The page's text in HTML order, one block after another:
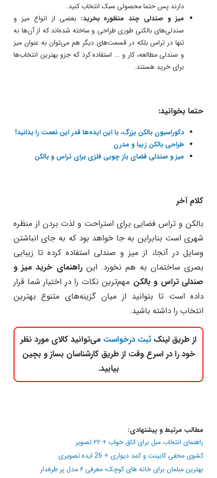
دارند پس حتما محصولی سبک انتخاب کنید.
میز و صندلی چند منظوره بخرید:بعضی از انواع میز و
صندلی‌های بالکنی طوری طراحی و ساخته شده‌اند که از آن‌ها نه
تنها در تراس بلکه در قسمت‌های دیگر هم می‌توان به عنوان میز
و صندلی مطالعه، کار و ... استفاده کرد که جزو بهترین انتخاب‌ها
برای خرید هستند.
حتما بخوانید:
دکوراسیون بالکن بزرگ، با این ایده‌ها قدر این نعمت را بدانید!
طراحی بالکن زیبا و مدرن
میز و صندلی فضای باز چوبی فلزی برای تراس و بالکن
کلام آخر
بالکن و تراس فضایی برای استراحت و لذت بردن از منظره
شهری است بنابراین به جا خواهد بود که به جای انباشتن
وسایل در آنجا، از میز و صندلی استفاده کرده تا زیبایی
بصری ساختمان به هم نخورد. اینراهنمای خرید میز و
صندلی تراس و بالکنمهم‌ترین نکات را در اختیار شما قرار
داده است تا بتوانید از میان گزینه‌های متنوع بهترین
انتخاب را داشته باشید.
از طریق لینکثبت درخواستمی‌توانید کالای مورد نظر
خود را در اسرع وقت از طریق کارشناسان بساز و بچین
بیابید.
مطالب مرتبط و پیشنهادی:
راهنمای انتخاب مبل برای اتاق خواب + ۲۲ تصویر
کشوی مخفی کابینت و کمد دیواری + 26 ایده تصویری
بهترین مبلمان برای خانه‌ های کوچک؛ معرفی ۶ مدل پر طرفدار